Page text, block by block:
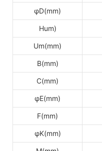
φD(mm)
Hum)
Um(mm)
B(mm)
C(mm)
φE(mm)
F(mm)
φK(mm)